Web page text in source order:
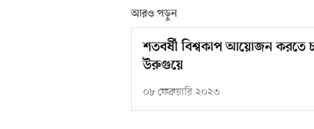
আরও পড়ুন
শতবর্ষী বিশ্বকাপ আয়োজন করতে
উরুগুয়ে
০৮ ফেব্রুয়ারি ২০২৩